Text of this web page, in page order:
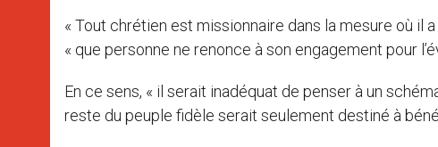
« Tout chrétien est missionnaire dans la mesure où il
« que personne ne renonce à son engagement pour
En ce sens, « il serait inadéquat de penser à un
reste du peuple fidèle serait seulement destiné à